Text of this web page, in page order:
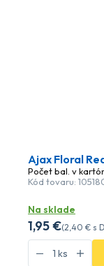
Ajax Floral
Počet bal. v
Kód tovaru:
Na sklade
1,95 €(2,40 € s